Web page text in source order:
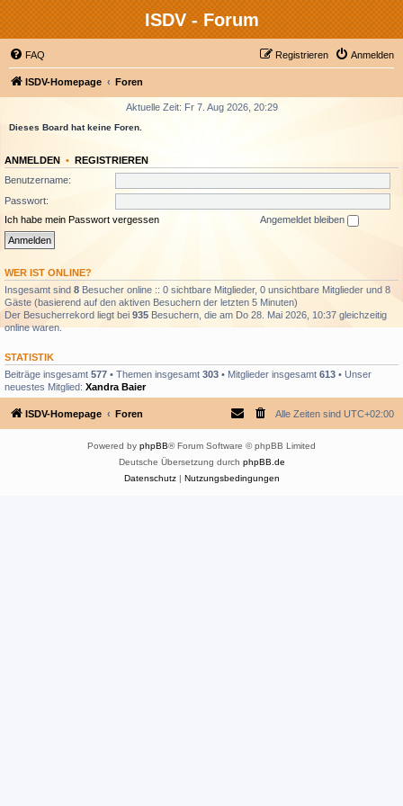
ISDV - Forum
FAQ Anmelden
Registrieren
ISDV-Homepage Foren
Aktuelle Zeit: Fr 7. Aug 2026, 20:29
Dieses Board hat keine Foren.
ANMELDEN • REGISTRIEREN
Benutzername:
Passwort:
Ich habe mein Passwort vergessen
Angemeldet bleiben
WER IST ONLINE?
Insgesamt sind 8 Besucher online :: 0 sichtbare Mitglieder, 0 unsichtbare Mitglieder und 8
Gäste (basierend auf den aktiven Besuchern der letzten 5 Minuten)
Der Besucherrekord liegt bei 935 Besuchern, die am Do 28. Mai 2026, 10:37 gleichzeitig
online waren.
STATISTIK
Beiträge insgesamt 577 • Themen insgesamt 303 • Mitglieder insgesamt 613 • Unser
neuestes Mitglied: Xandra Baier
ISDV-Homepage Foren Alle Zeiten sind UTC+02:00
Powered by phpBB® Forum Software © phpBB Limited
Deutsche Übersetzung durch phpBB.de
Datenschutz| Nutzungsbedingungen